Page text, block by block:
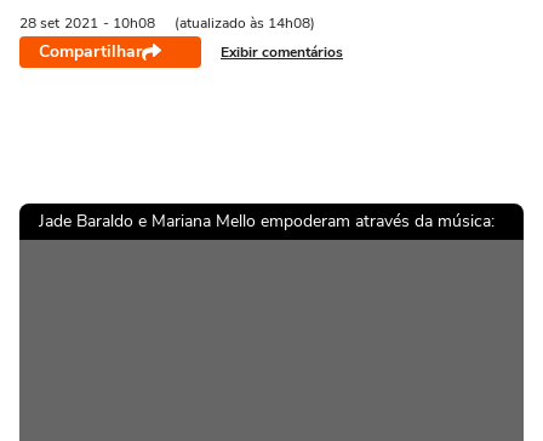
28 set 2021 - 10h08 (atualizado às 14h08)
Compartilhar Exibir comentários
Jade Baraldo e Mariana Mello empoderam através da música: